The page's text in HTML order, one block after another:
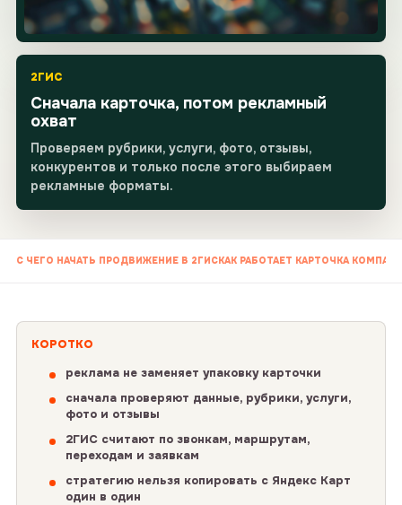
2ГИС
Сначала карточка, потом рекламный
охват
Проверяем рубрики, услуги, фото, отзывы,
конкурентов и только после этого выбираем
рекламные форматы.
С ЧЕГО НАЧАТЬ ПРОДВИЖЕНИЕ В 2ГИСКАК РАБОТАЕТ КАРТОЧКА
КОРОТКО
реклама не заменяет упаковку карточки
сначала проверяют данные, рубрики, услуги,
фото и отзывы
2ГИС считают по звонкам, маршрутам,
переходам и заявкам
стратегию нельзя копировать с Яндекс Карт
один в один